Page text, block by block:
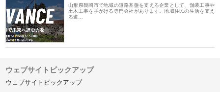
山形県鶴岡市で地域の道路基盤を支える企業として、舗装工事や
土木工事を手がける専門会社があります。地域住民の生活を支え
る道…
ウェブサイトピックアップ
ウェブサイトピックアップ